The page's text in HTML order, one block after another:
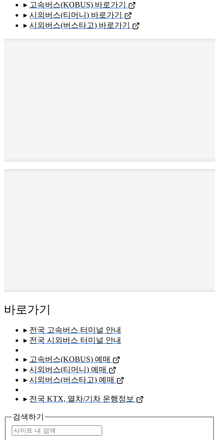
▸ 고속버스(KOBUS) 바로가기
▸ 시외버스(티머니) 바로가기
▸ 시외버스(버스타고) 바로가기
바로가기
▸ 전국 고속버스 터미널 안내
▸ 전국 시외버스 터미널 안내
▸ 고속버스(KOBUS) 예매
▸ 시외버스(티머니) 예매
▸ 시외버스(버스타고) 예매
▸ 전국 KTX, 열차/기차 운행정보
검색하기